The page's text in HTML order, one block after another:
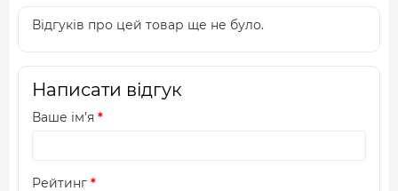
Відгуків про цей товар ще не було.
Написати відгук
Ваше ім’я
Рейтинг